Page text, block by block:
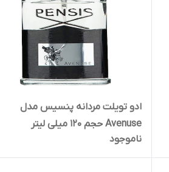
ادو تویلت مردانه پنسیس مدل
Avenuse حجم 120 میلی لیتر
ناموجود